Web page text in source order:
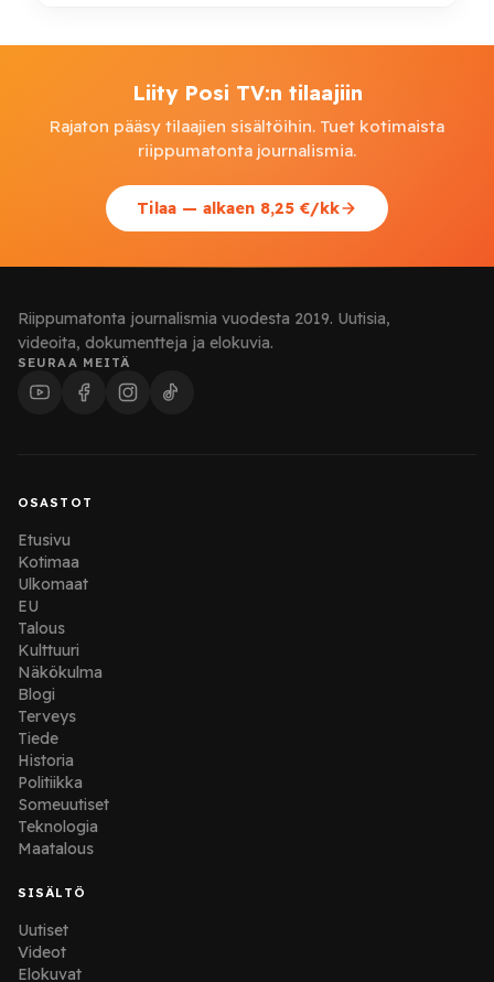
Liity Posi TV:n tilaajiin
Rajaton pääsy tilaajien sisältöihin. Tuet kotimaista
riippumatonta journalismia.
Tilaa — alkaen 8,25 €/kk
Riippumatonta journalismia vuodesta 2019. Uutisia,
videoita, dokumentteja ja elokuvia.
SEURAA MEITÄ
OSASTOT
Etusivu
Kotimaa
Ulkomaat
EU
Talous
Kulttuuri
Näkökulma
Blogi
Terveys
Tiede
Historia
Politiikka
Someuutiset
Teknologia
Maatalous
SISÄLTÖ
Uutiset
Videot
Elokuvat